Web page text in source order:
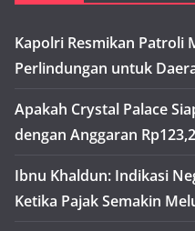
Kapolri Resmikan Patroli
Perlindungan untuk
Apakah Crystal Palace
dengan Anggaran
Ibnu Khaldun: Indikasi
Ketika Pajak Semakin